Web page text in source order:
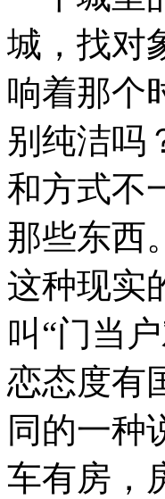
城，找对
响着那个
别纯洁吗
和方式不
那些东西
这种现实
叫“门当
恋态度有
同的一种
车有房，